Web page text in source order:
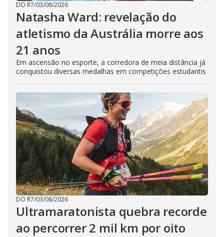
DO R7/03/08/2026
Natasha Ward: revelação do
atletismo da Austrália morre aos
21 anos
Em ascensão no esporte, a corredora de meia distância já
conquistou diversas medalhas em competições estudantis
DO R7/03/08/2026
Ultramaratonista quebra recorde
ao percorrer 2 mil km por oito